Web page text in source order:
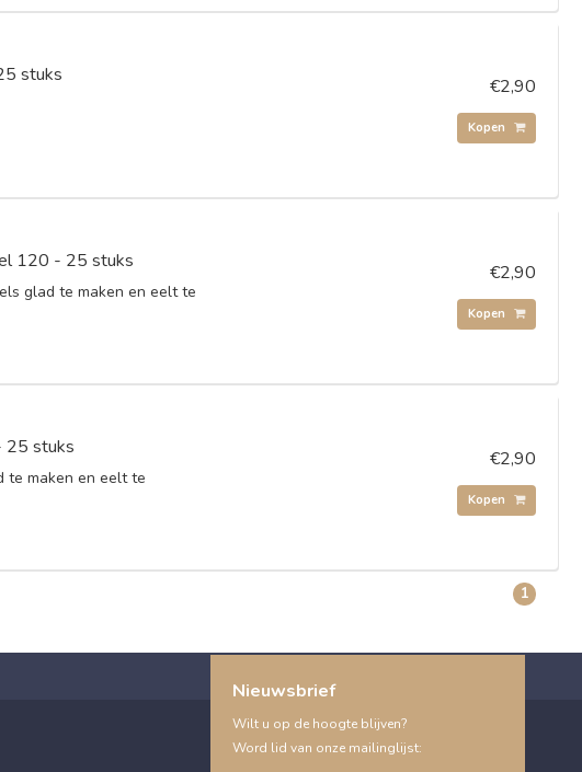
stuks €2,90
Kopen
120 - 25 stuks
glad te maken en eelt te
€2,90
Kopen
25 stuks
te maken en eelt te
€2,90
Kopen
1
Nieuwsbrief
Wilt u op de hoogte blijven?
Word lid van onze mailinglijst: